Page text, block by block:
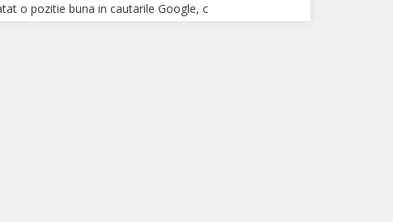
o pozitie buna in cautarile Google, c